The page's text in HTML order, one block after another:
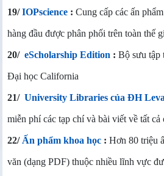
19/IOPscience : Cung cấp các ấn
hàng đầu được phân phối trên toàn thế
20/ eScholarship Edition : Bộ sưu tập
Đại học California
21/ University Libraries của ĐH
miễn phí các tạp chí và bài viết về tất
22/ Ấn phẩm khoa học : Hơn 80 triệu
văn (dạng PDF) thuộc nhiều lĩnh vực